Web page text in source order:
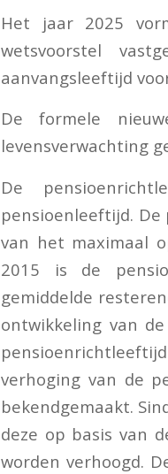
Het jaar 2025
wetsvoorstel
aanvangsleeftijd
De formele
levensverwachting
De
pensioenleeftijd.
van het maximaal
2015 is de
gemiddelde
ontwikkeling van
verhoging van de
bekendgemaakt.
deze op basis van
worden verhoogd.